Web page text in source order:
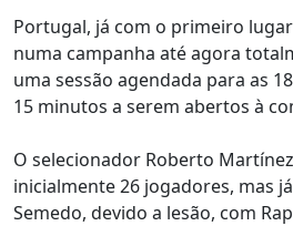
Portugal, já com o primeiro
numa campanha até agora
uma sessão agendada para as
15 minutos a serem abertos à
O selecionador Roberto
inicialmente 26 jogadores, mas
Semedo, devido a lesão, com